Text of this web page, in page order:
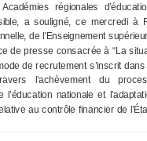
régionales
a souligné, ce mercredi à
de l’Enseignement
de presse consacrée à “La
de recrutement s’inscrit
l’achèvement du
nationale et
au contrôle financier de